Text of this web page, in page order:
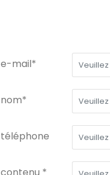
e-mail*
nom*
téléphone